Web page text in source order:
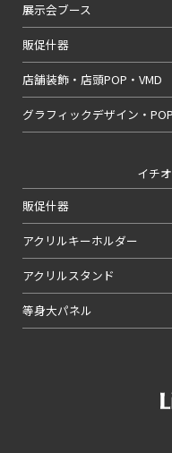
展示会ブース
販促什器
店舗装飾・店頭POP・VMD
グラフィックデザイン・
イチ
販促什器
アクリルキーホルダー
アクリルスタンド
等身大パネル